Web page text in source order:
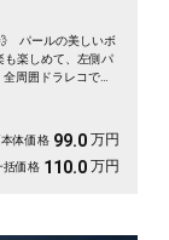
パールの美しいボ
楽しめて、左側パ
周囲ドラレコで万
1年保証付》😊
体価格 99.0 万円
括価格 110.0 万円